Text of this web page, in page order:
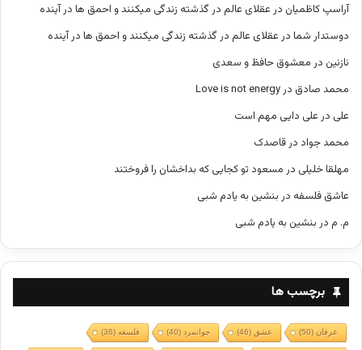
آراسپ کاظمیان در عقلای عالم در گذشته زندگی میکنند و احمق ها در آینده
دوستدار شما در عقلای عالم در گذشته زندگی میکنند و احمق ها در آینده
نازنین در معشوق حافظ و سعدی
محمد صادق در Love is not energy
علی در علی دایی مهم است
محمد جواد در قاصدک
مهلقا خلیلی در مسعود تو کجایی که بداخشان را فروختند
عاشق فلسفه در بنشین به یادم شبی
م. م در بنشین به یادم شبی
برچسب ها
عرفان(50) عشق (46) جوانمرد (40) فلسفه(36)